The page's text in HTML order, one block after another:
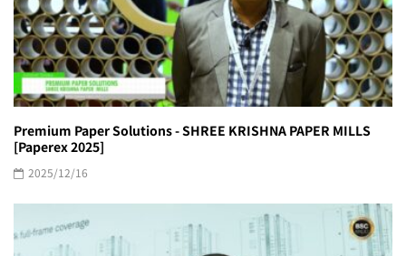
Premium Paper Solutions - SHREE KRISHNA PAPER MILLS
[Paperex 2025]
2025/12/16